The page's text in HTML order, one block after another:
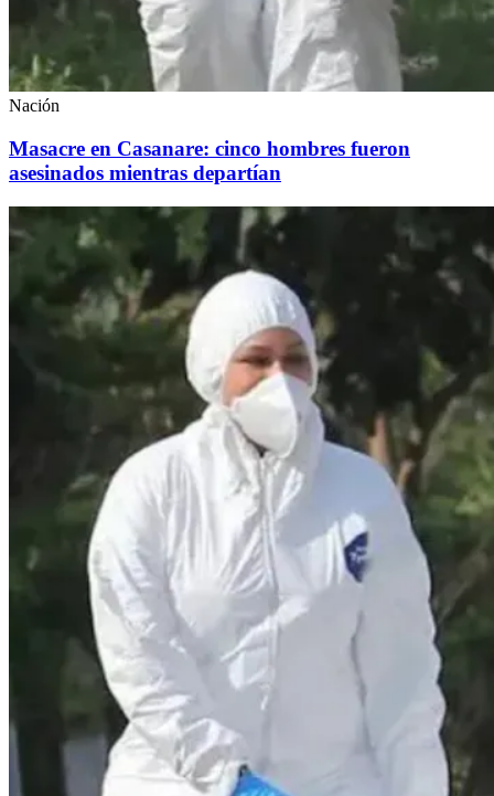
Nación
Masacre en Casanare: cinco hombres fueron
asesinados mientras departían